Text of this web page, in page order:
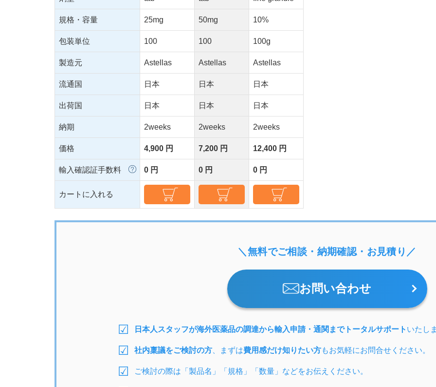
規格・容量 25mg 50mg 10%
包装単位 100 100 100g
製造元 Astellas Astellas Astellas
流通国 日本 日本 日本
出荷国 日本 日本 日本
納期 2weeks 2weeks 2weeks
価格 4,900 円 7,200 円 12,400 円
輸入確認証手数料 0 円 0 円 0 円
カートに入れる
＼無料でご相談・納期確認・お見積り／
お問い合わせ
日本人スタッフが海外医薬品の調達から輸入申請・通関までトータルサポート いたし
社内稟議をご検討の方 、まずは費用感だけ知りたい方もお気軽にお問合せください。
ご検討の際は「製品名」「規格」「数量」などをお伝えください。